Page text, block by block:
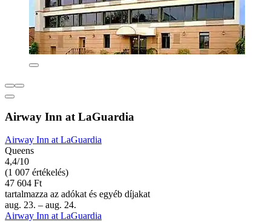
Airway Inn at LaGuardia
Airway Inn at LaGuardia
Queens
4,4/10
(1 007 értékelés)
47 604 Ft
tartalmazza az adókat és egyéb díjakat
aug. 23. – aug. 24.
Airway Inn at LaGuardia